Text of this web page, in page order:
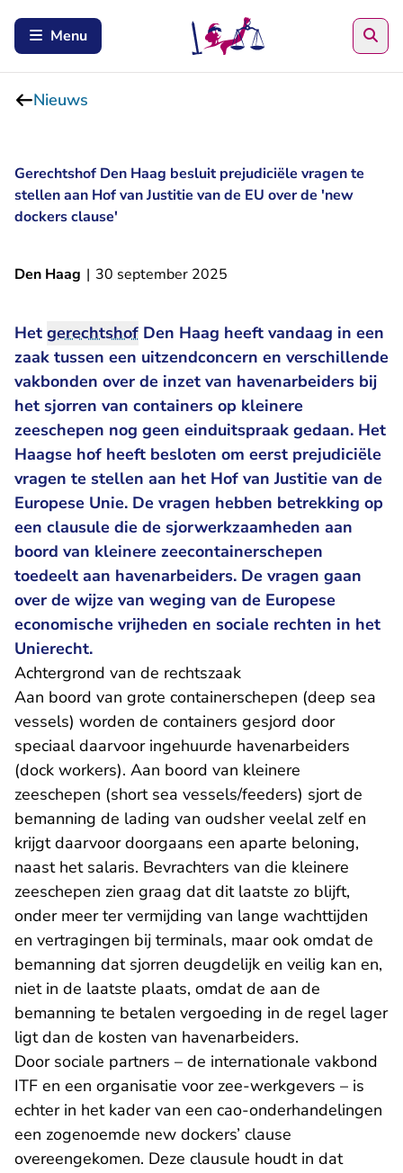
Menu
Nieuws
Gerechtshof Den Haag besluit prejudiciële vragen te
stellen aan Hof van Justitie van de EU over de 'new
dockers clause'
Den Haag | 30 september 2025
Het gerechtshof Den Haag heeft vandaag in een
zaak tussen een uitzendconcern en verschillende
vakbonden over de inzet van havenarbeiders bij
het sjorren van containers op kleinere
zeeschepen nog geen einduitspraak gedaan. Het
Haagse hof heeft besloten om eerst prejudiciële
vragen te stellen aan het Hof van Justitie van de
Europese Unie. De vragen hebben betrekking op
een clausule die de sjorwerkzaamheden aan
boord van kleinere zeecontainerschepen
toedeelt aan havenarbeiders. De vragen gaan
over de wijze van weging van de Europese
economische vrijheden en sociale rechten in het
Unierecht.
Achtergrond van de rechtszaak
Aan boord van grote containerschepen (deep sea
vessels) worden de containers gesjord door
speciaal daarvoor ingehuurde havenarbeiders
(dock workers). Aan boord van kleinere
zeeschepen (short sea vessels/feeders) sjort de
bemanning de lading van oudsher veelal zelf en
krijgt daarvoor doorgaans een aparte beloning,
naast het salaris. Bevrachters van die kleinere
zeeschepen zien graag dat dit laatste zo blijft,
onder meer ter vermijding van lange wachttijden
en vertragingen bij terminals, maar ook omdat de
bemanning dat sjorren deugdelijk en veilig kan en,
niet in de laatste plaats, omdat de aan de
bemanning te betalen vergoeding in de regel lager
ligt dan de kosten van havenarbeiders.
Door sociale partners – de internationale vakbond
ITF en een organisatie voor zee-werkgevers – is
echter in het kader van een cao-onderhandelingen
een zogenoemde new dockers’ clause
overeengekomen. Deze clausule houdt in dat